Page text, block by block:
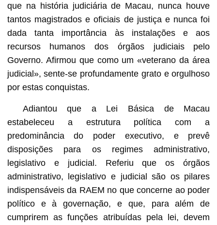
que na história judiciária de Macau, nunca houve
tantos magistrados e oficiais de justiça e nunca foi
dada tanta importância às instalações e aos
recursos humanos dos órgãos judiciais pelo
Governo. Afirmou que como um «veterano da área
judicial», sente-se profundamente grato e orgulhoso
por estas conquistas.
Adiantou que a Lei Básica de Macau
estabeleceu a estrutura política com a
predominância do poder executivo, e prevê
disposições para os regimes administrativo,
legislativo e judicial. Referiu que os órgãos
administrativo, legislativo e judicial são os pilares
indispensáveis da RAEM no que concerne ao poder
político e à governação, e que, para além de
cumprirem as funções atribuídas pela lei, devem